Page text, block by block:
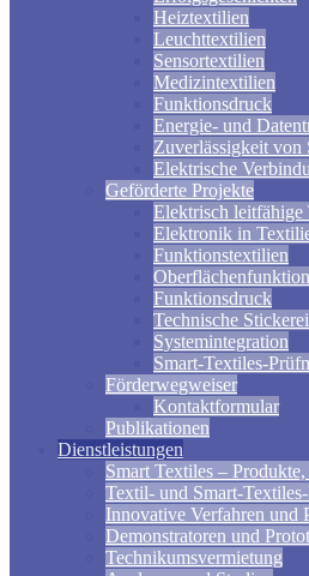
Heiztextilien
Leuchttextilien
Sensortextilien
Medizintextilien
Funktionsdruck
Energie- und
Zuverlässigkeit von
Elektrische
Geförderte Projekte
Elektrisch leitfähige
Elektronik in
Funktionstextilien
Funktionsdruck
Technische Stickerei
Systemintegration
Smart-Textiles-
Förderwegweiser
Kontaktformular
Publikationen
Dienstleistungen
Smart Textiles – Produkte,
Textil- und Smart-
Innovative Verfahren und
Demonstratoren und
Technikumsvermietung